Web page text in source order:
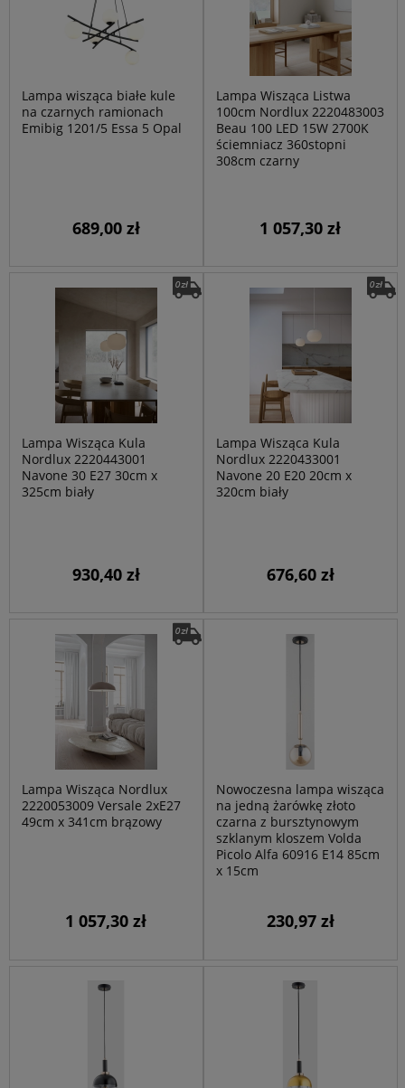
Lampa wisząca białe kule
na czarnych ramionach
Emibig 1201/5 Essa 5 Opal
689,00 zł
Lampa Wisząca Listwa
100cm Nordlux 2220483003
Beau 100 LED 15W 2700K
ściemniacz 360stopni
308cm czarny
1 057,30 zł
Lampa Wisząca Kula
Nordlux 2220443001
Navone 30 E27 30cm x
325cm biały
930,40 zł
Lampa Wisząca Kula
Nordlux 2220433001
Navone 20 E20 20cm x
320cm biały
676,60 zł
Lampa Wisząca Nordlux
2220053009 Versale 2xE27
49cm x 341cm brązowy
1 057,30 zł
Nowoczesna lampa wisząca
na jedną żarówkę złoto
czarna z bursztynowym
szklanym kloszem Volda
Picolo Alfa 60916 E14 85cm
x 15cm
230,97 zł